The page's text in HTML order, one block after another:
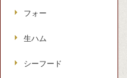
フォー
生ハム
シーフード